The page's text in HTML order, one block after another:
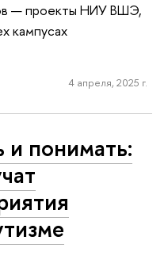
— проекты НИУ ВШЭ,
кампусах
4 апреля, 2025 г.
и понимать: